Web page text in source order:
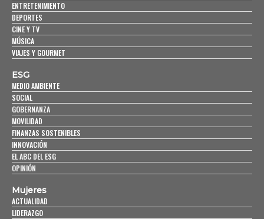
ENTRETENIMIENTO
DEPORTES
CINE Y TV
MÚSICA
VIAJES Y GOURMET
ESG
MEDIO AMBIENTE
SOCIAL
GOBERNANZA
MOVILIDAD
FINANZAS SOSTENIBLES
INNOVACIÓN
EL ABC DEL ESG
OPINIÓN
Mujeres
ACTUALIDAD
LIDERAZGO